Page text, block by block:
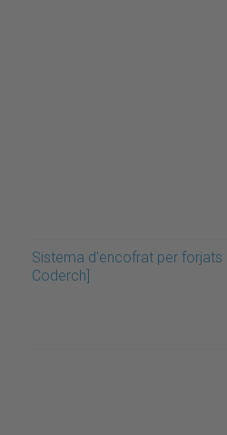
Sistema d'encofrat per forjats
Coderch]